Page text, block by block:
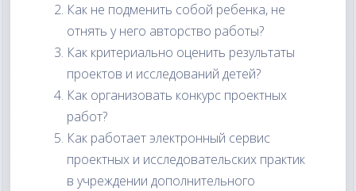
Как не подменить собой ребенка, не
отнять у него авторство работы?
Как критериально оценить результаты
проектов и исследований детей?
Как организовать конкурс проектных
работ?
Как работает электронный сервис
проектных и исследовательских практик
в учреждении дополнительного